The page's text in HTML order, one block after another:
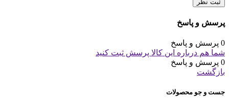
ثبت نظر
پرسش و پاسخ
0 پرسش و پاسخ
شما هم درباره این کالا پرسش ثبت کنید
0 پرسش و پاسخ
بازگشت
جست و جو محصولات